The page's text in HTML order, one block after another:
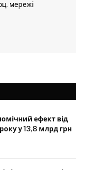
мережі
ефект від
року у 13,8 млрд грн